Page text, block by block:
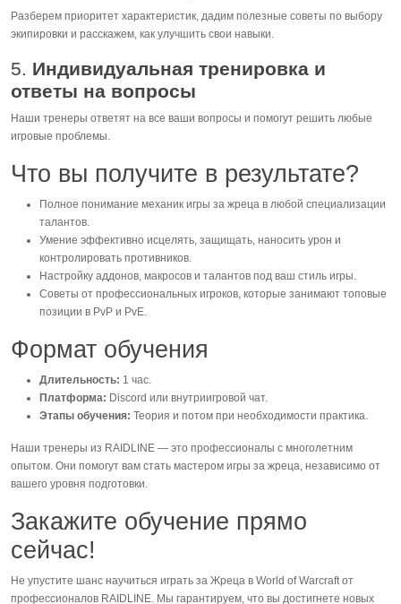
Разберем приоритет характеристик, дадим полезные советы по выбору
экипировки и расскажем, как улучшить свои навыки.
5. Индивидуальная тренировка и
ответы на вопросы
Наши тренеры ответят на все ваши вопросы и помогут решить любые
игровые проблемы.
Что вы получите в результате?
Полное понимание механик игры за жреца в любой специализации
талантов.
Умение эффективно исцелять, защищать, наносить урон и
контролировать противников.
Настройку аддонов, макросов и талантов под ваш стиль игры.
Советы от профессиональных игроков, которые занимают топовые
позиции в PvP и PvE.
Формат обучения
Длительность: 1 час.
Платформа: Discord или внутриигровой чат.
Этапы обучения: Теория и потом при необходимости практика.
Наши тренеры из RAIDLINE — это профессионалы с многолетним
опытом. Они помогут вам стать мастером игры за жреца, независимо от
вашего уровня подготовки.
Закажите обучение прямо
сейчас!
Не упустите шанс научиться играть за Жреца в World of Warcraft от
профессионалов RAIDLINE. Мы гарантируем, что вы достигнете новых